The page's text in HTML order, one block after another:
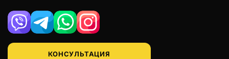
Viber TelegramWhatsAppInstagram
КОНСУЛЬТАЦИЯ